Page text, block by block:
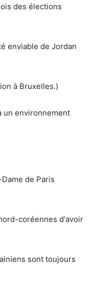
des élections
enviable de Jordan
à Bruxelles.)
un environnement
de Paris
coréennes d'avoir
sont toujours